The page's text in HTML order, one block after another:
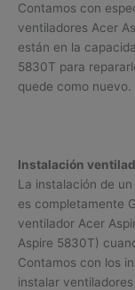
Contamos con
ventiladores Acer
están en la
5830T para
quede como nuevo.
Instalación
La instalación de
es completamente
ventilador Acer
Aspire 5830T)
Contamos con los
instalar